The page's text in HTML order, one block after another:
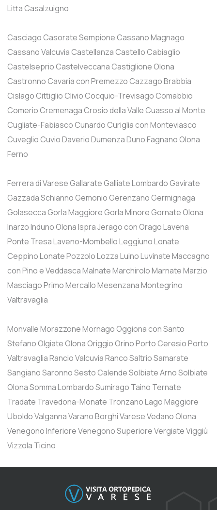
Litta Casalzuigno
Casciago Casorate Sempione Cassano Magnago
Cassano Valcuvia Castellanza Castello Cabiaglio
Castelseprio Castelveccana Castiglione Olona
Castronno Cavaria con Premezzo Cazzago Brabbia
Cislago Cittiglio Clivio Cocquio-Trevisago Comabbio
Comerio Cremenaga Crosio della Valle Cuasso al Monte
Cugliate-Fabiasco Cunardo Curiglia con Monteviasco
Cuveglio CuvioDaverioDumenzaDunoFagnano Olona
Ferno
Ferrera di Varese Gallarate Galliate Lombardo Gavirate
Gazzada Schianno Gemonio Gerenzano Germignaga
Golasecca Gorla Maggiore Gorla Minore Gornate Olona
InarzoInduno OlonaIspraJerago con OragoLavena
Ponte TresaLaveno-MombelloLeggiunoLonate
CeppinoLonate PozzoloLozzaLuinoLuvinateMaccagno
con Pino e VeddascaMalnateMarchiroloMarnateMarzio
Masciago PrimoMercalloMesenzanaMontegrino
Valtravaglia
MonvalleMorazzoneMornago Oggiona con Santo
Stefano Olgiate Olona Origgio OrinoPorto CeresioPorto
ValtravagliaRancio ValcuviaRancoSaltrioSamarate
SangianoSaronnoSesto CalendeSolbiate ArnoSolbiate
OlonaSomma LombardoSumirago Taino Ternate
Tradate Travedona-Monate Tronzano Lago Maggiore
UboldoValgannaVarano BorghiVareseVedano Olona
Venegono InferioreVenegono SuperioreVergiateViggiù
Vizzola Ticino